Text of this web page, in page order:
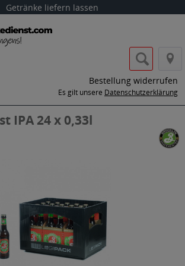
Getränke liefern lassen
Bestellung widerrufen
Es gilt unsere Datenschutzerklärung
IPA 24 x 0,33l